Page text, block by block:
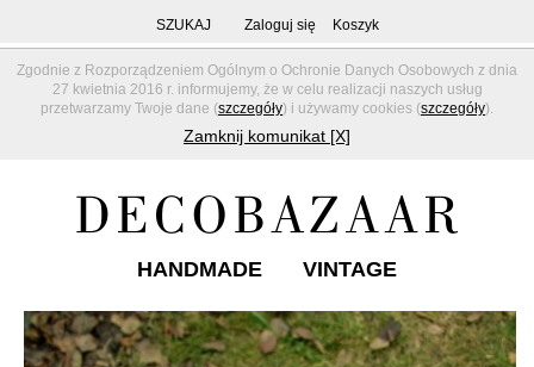
Zgodnie z Rozporządzeniem Ogólnym o Ochronie Danych Osobowych z dnia
27 kwietnia 2016 r. informujemy, że w celu realizacji naszych usług
przetwarzamy Twoje dane (szczegóły) i używamy cookies (szczegóły).
Zamknij komunikat [X]
SZUKAJ Zaloguj się Koszyk
HANDMADE VINTAGE